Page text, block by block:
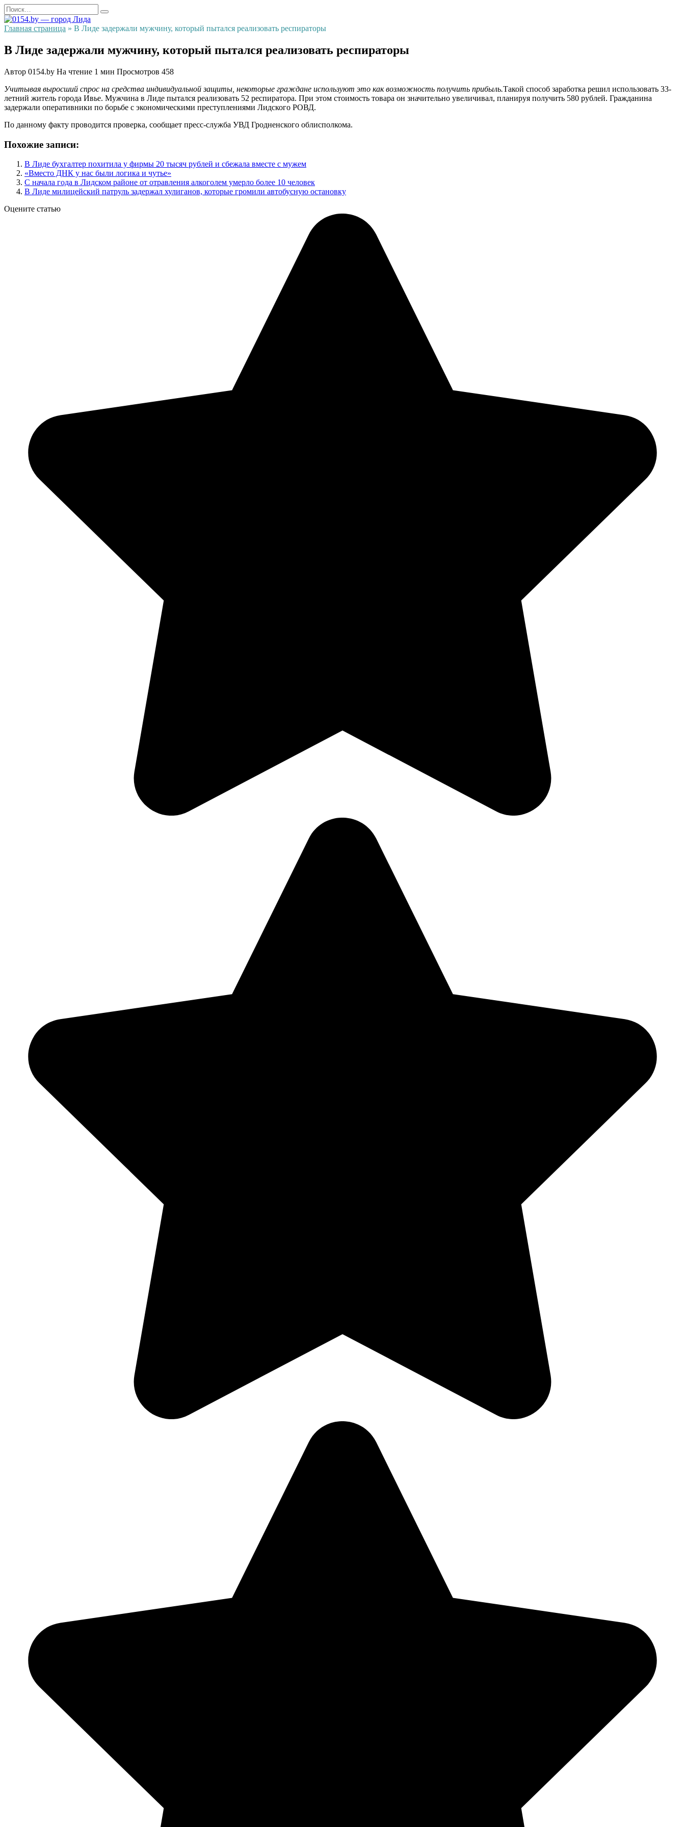
Перейти
к
содержанию
Search
for:
Главная страница » В Лиде задержали мужчину, который пытался реализовать респираторы
В Лиде задержали мужчину, который пытался реализовать респираторы
Автор 0154.by На чтение 1 мин Просмотров 458
Учитывая выросший спрос на средства индивидуальной защиты, некоторые граждане используют это как возможность получить прибыль.Такой способ заработка решил использовать 33-
летний житель города Ивье. Мужчина в Лиде пытался реализовать 52 респиратора. При этом стоимость товара он значительно увеличивал, планируя получить 580 рублей. Гражданина
задержали оперативники по борьбе с экономическими преступлениями Лидского РОВД.
По данному факту проводится проверка, сообщает пресс-служба УВД Гродненского облисполкома.
Похожие записи:
В Лиде бухгалтер похитила у фирмы 20 тысяч рублей и сбежала вместе с мужем
«Вместо ДНК у нас были логика и чутье»
С начала года в Лидском районе от отравления алкоголем умерло более 10 человек
В Лиде милицейский патруль задержал хулиганов, которые громили автобусную остановку
Оцените статью